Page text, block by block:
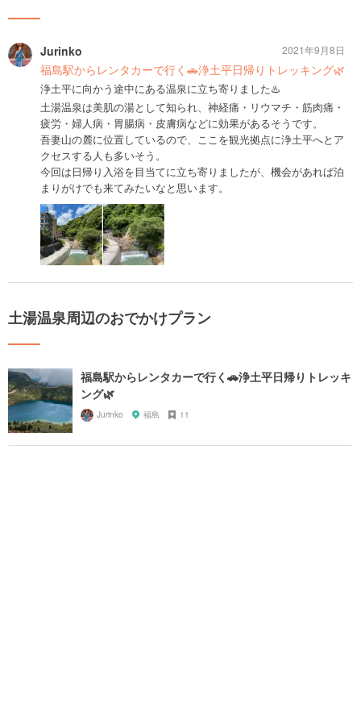
Jurinko
福島駅からレンタカーで行く🚗浄土平日帰りトレッキング🌿
浄土平に向かう途中にある温泉に立ち寄りました♨️
土湯温泉は美肌の湯として知られ、神経痛・リウマチ・筋肉痛・
疲労・婦人病・胃腸病・皮膚病などに効果があるそうです。
吾妻山の麓に位置しているので、ここを観光拠点に浄土平へとア
クセスする人も多いそう。
今回は日帰り入浴を目当てに立ち寄りましたが、機会があれば泊
まりがけでも来てみたいなと思います。
2021年9月8日
土湯温泉周辺のおでかけプラン
福島駅からレンタカーで行く🚗浄土平日帰りトレッキ
ング🌿
Jurinko 福島 11